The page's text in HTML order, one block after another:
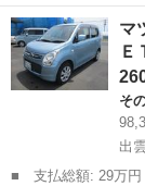
名： マツダ ■ 車
名： ハイブリッド
ＯＫ ８イン...
島根 松江市
マ
そ
出
■ 支払総額: 29万円 ■ 車両本体価格： 260,000 円 ■ メーカー